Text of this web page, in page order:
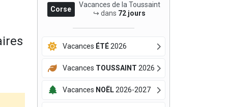
Corse
Vacances de la Toussaint
↪ dans 72 jours
Vacances ÉTÉ2026
Vacances TOUSSAINT 2026
Vacances NOËL2026-2027